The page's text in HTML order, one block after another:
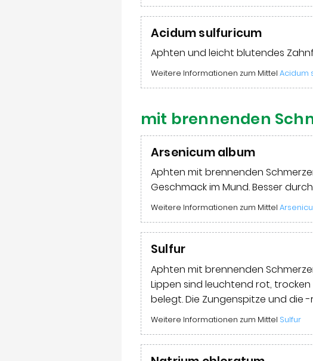
Acidum sulfuricum
Aphten und leicht blutendes
Weitere Informationen zum Mittel Acidum
mit brennenden
Arsenicum album
Aphten mit brennenden
Geschmack im Mund. Besser
Weitere Informationen zum Mittel
Sulfur
Aphten mit brennenden
Lippen sind leuchtend rot,
belegt. Die Zungenspitze und die
Weitere Informationen zum Mittel Sulfur